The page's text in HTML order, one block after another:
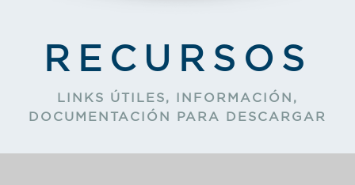
RECURSOS
LINKS ÚTILES, INFORMACIÓN,
DOCUMENTACIÓN PARA DESCARGAR